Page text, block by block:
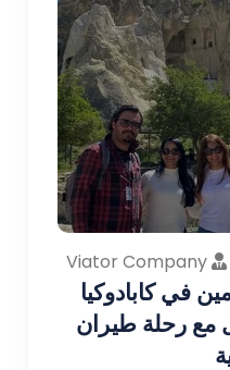
في كابادوكيا
مع رحلة طيران